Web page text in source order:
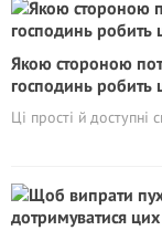
Якою стороною
господинь робить
Ці прості й доступні